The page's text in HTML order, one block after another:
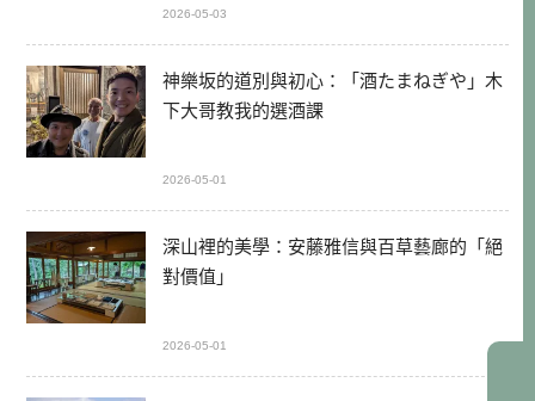
2026-05-03
神樂坂的道別與初心：「酒たまねぎや」木
下大哥教我的選酒課
2026-05-01
深山裡的美學：安藤雅信與百草藝廊的「絕
對價值」
2026-05-01